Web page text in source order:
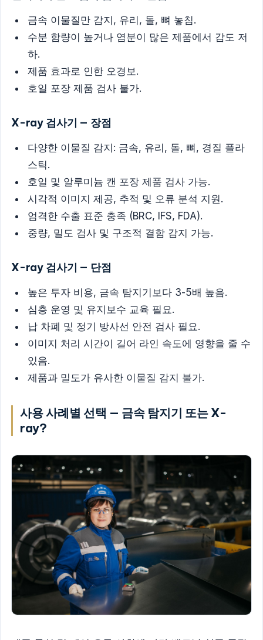
금속 이물질만 감지, 유리, 돌, 뼈 놓침.
수분 함량이 높거나 염분이 많은 제품에서 감도 저
하.
제품 효과로 인한 오경보.
호일 포장 제품 검사 불가.
X-ray 검사기 — 장점
다양한 이물질 감지: 금속, 유리, 돌, 뼈, 경질 플라
스틱.
호일 및 알루미늄 캔 포장 제품 검사 가능.
시각적 이미지 제공, 추적 및 오류 분석 지원.
엄격한 수출 표준 충족 (BRC, IFS, FDA).
중량, 밀도 검사 및 구조적 결함 감지 가능.
X-ray 검사기 — 단점
높은 투자 비용, 금속 탐지기보다 3-5배 높음.
심층 운영 및 유지보수 교육 필요.
납 차폐 및 정기 방사선 안전 검사 필요.
이미지 처리 시간이 길어 라인 속도에 영향을 줄 수
있음.
제품과 밀도가 유사한 이물질 감지 불가.
사용 사례별 선택 — 금속 탐지기 또는 X-
ray?